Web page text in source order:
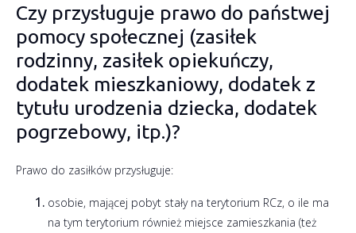
Czy przysługuje prawo do państwej
pomocy społecznej (zasiłek
rodzinny, zasiłek opiekuńczy,
dodatek mieszkaniowy, dodatek z
tytułu urodzenia dziecka, dodatek
pogrzebowy, itp.)?
Prawo do zasiłków przysługuje:
osobie, mającej pobyt stały na terytorium RCz, o ile ma
na tym terytorium również miejsce zamieszkania (też